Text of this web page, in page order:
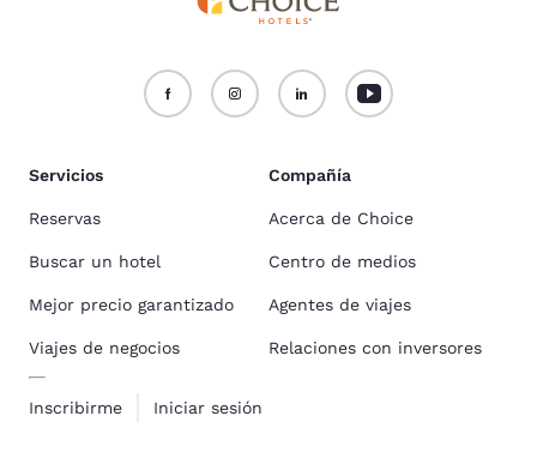
Servicios
Reservas
Buscar un hotel
Mejor precio garantizado
Viajes de negocios
Inscribirme Iniciar sesión
Compañía
Acerca de Choice
Centro de medios
Agentes de viajes
Relaciones con inversores